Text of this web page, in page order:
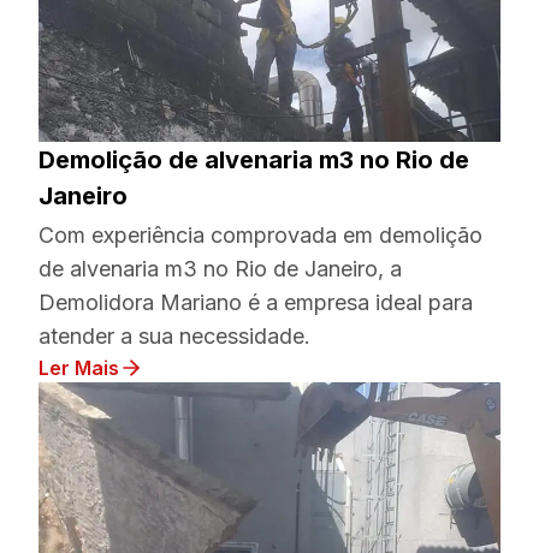
Demolição de alvenaria m3 no Rio de
Janeiro
Com experiência comprovada em demolição
de alvenaria m3 no Rio de Janeiro, a
Demolidora Mariano é a empresa ideal para
atender a sua necessidade.
Ler Mais